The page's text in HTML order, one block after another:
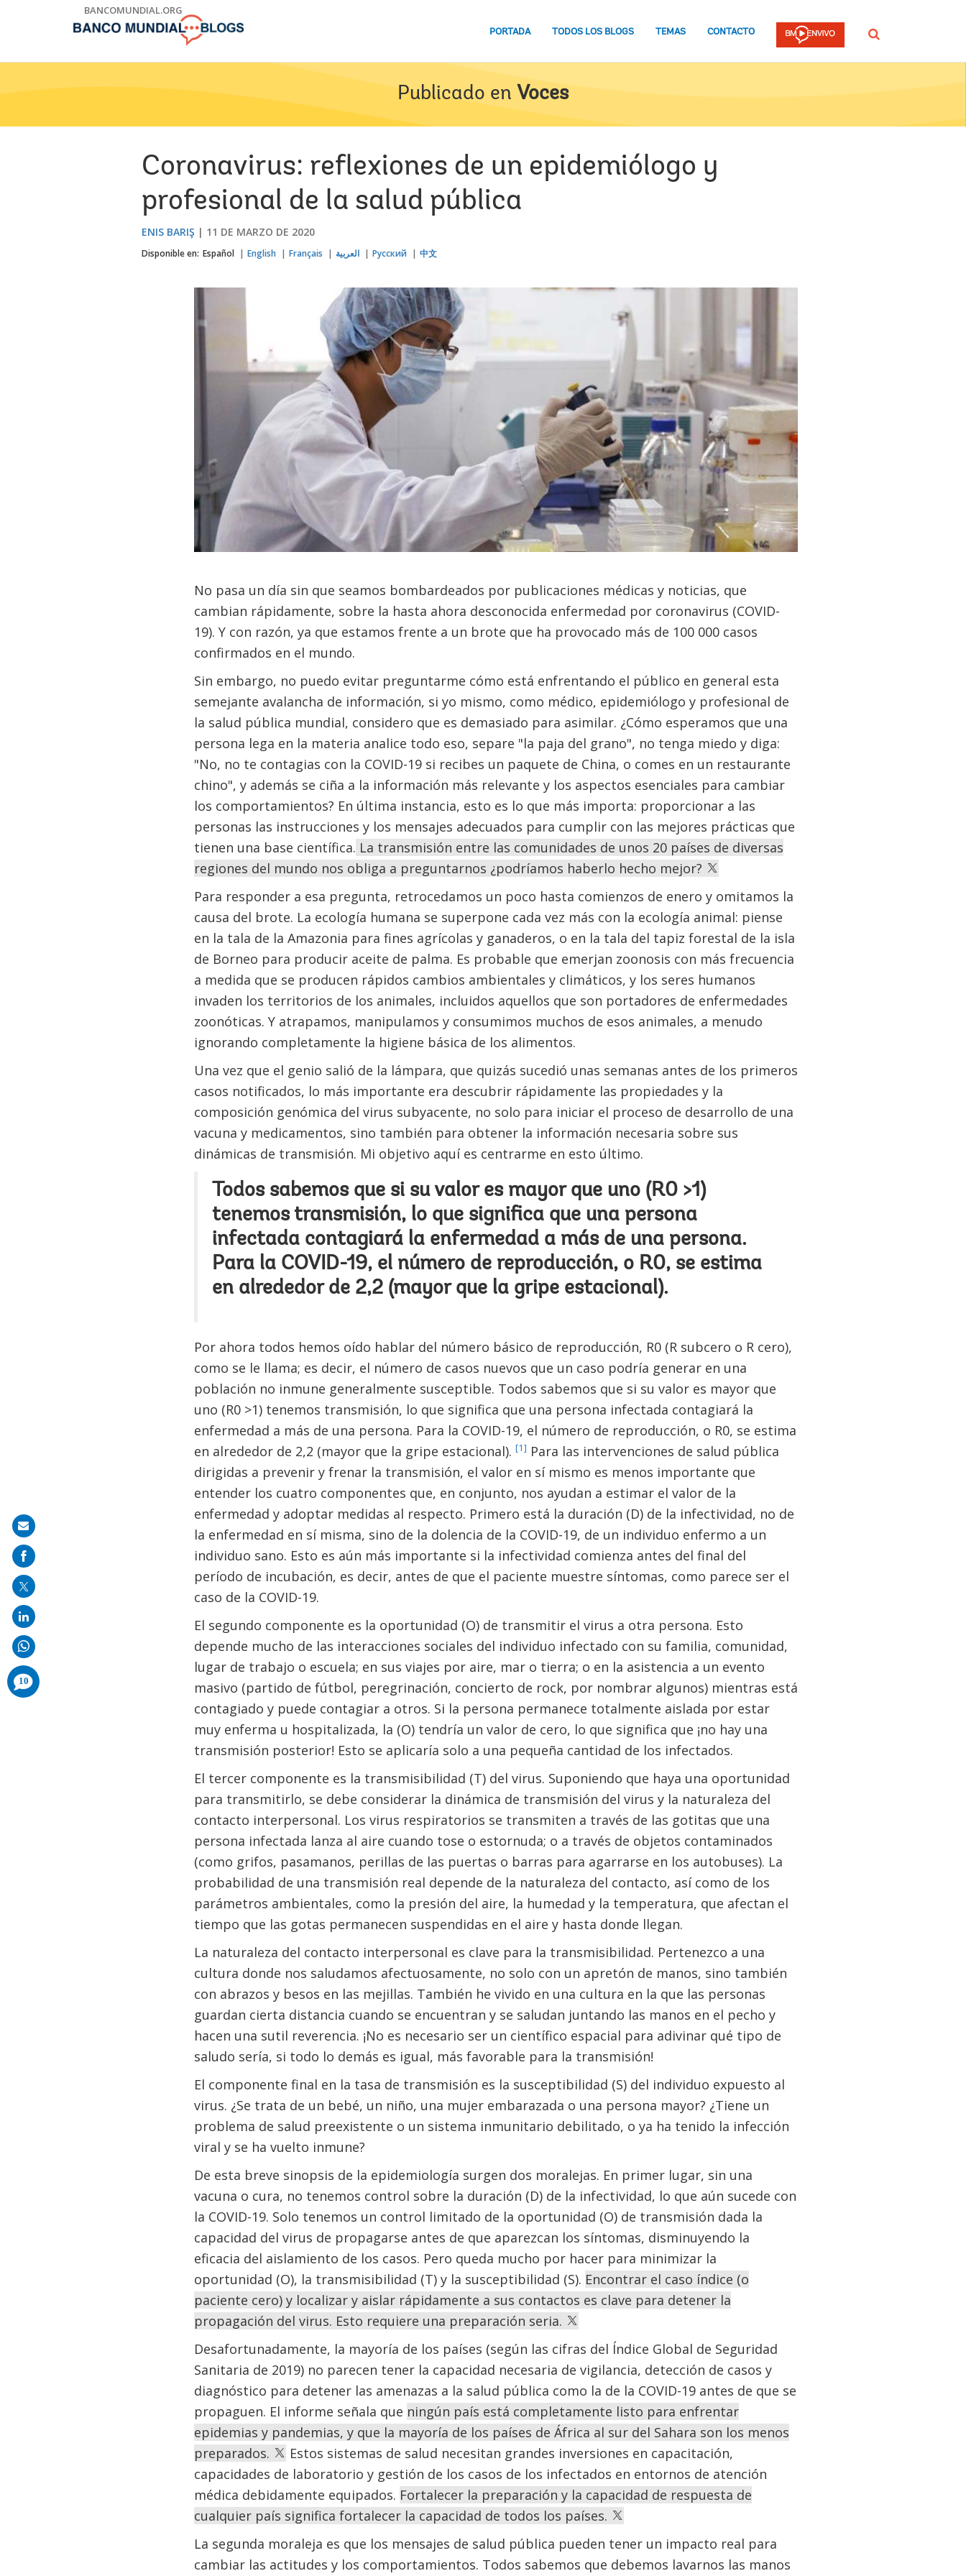
BANCOMUNDIAL.ORG
PORTADA TODOS LOS BLOGS TEMAS CONTACTO Buscar
Publicado en Voces
Coronavirus: reflexiones de un epidemiólogo y
profesional de la salud pública
ENIS BARIŞ 11 DE MARZO DE 2020
Disponible en: Español English Français العربية Русский 中文
No pasa un día sin que seamos bombardeados por publicaciones médicas y noticias, que
cambian rápidamente, sobre la hasta ahora desconocida enfermedad por coronavirus (COVID-
19). Y con razón, ya que estamos frente a un brote que ha provocado más de 100 000 casos
confirmados en el mundo.
Sin embargo, no puedo evitar preguntarme cómo está enfrentando el público en general esta
semejante avalancha de información, si yo mismo, como médico, epidemiólogo y profesional de
la salud pública mundial, considero que es demasiado para asimilar. ¿Cómo esperamos que una
persona lega en la materia analice todo eso, separe "la paja del grano", no tenga miedo y diga:
"No, no te contagias con la COVID-19 si recibes un paquete de China, o comes en un restaurante
chino", y además se ciña a la información más relevante y los aspectos esenciales para cambiar
los comportamientos? En última instancia, esto es lo que más importa: proporcionar a las
personas las instrucciones y los mensajes adecuados para cumplir con las mejores prácticas que
tienen una base científica. La transmisión entre las comunidades de unos 20 países de diversas
regiones del mundo nos obliga a preguntarnos ¿podríamos haberlo hecho mejor?
Para responder a esa pregunta, retrocedamos un poco hasta comienzos de enero y omitamos la
causa del brote. La ecología humana se superpone cada vez más con la ecología animal: piense
en la tala de la Amazonia para fines agrícolas y ganaderos, o en la tala del tapiz forestal de la isla
de Borneo para producir aceite de palma. Es probable que emerjan zoonosis con más frecuencia
a medida que se producen rápidos cambios ambientales y climáticos, y los seres humanos
invaden los territorios de los animales, incluidos aquellos que son portadores de enfermedades
zoonóticas. Y atrapamos, manipulamos y consumimos muchos de esos animales, a menudo
ignorando completamente la higiene básica de los alimentos.
Una vez que el genio salió de la lámpara, que quizás sucedió unas semanas antes de los primeros
casos notificados, lo más importante era descubrir rápidamente las propiedades y la
composición genómica del virus subyacente, no solo para iniciar el proceso de desarrollo de una
vacuna y medicamentos, sino también para obtener la información necesaria sobre sus
dinámicas de transmisión. Mi objetivo aquí es centrarme en esto último.
Todos sabemos que si su valor es mayor que uno (R0 >1)
tenemos transmisión, lo que significa que una persona
infectada contagiará la enfermedad a más de una persona.
Para la COVID-19, el número de reproducción, o R0, se estima
en alrededor de 2,2 (mayor que la gripe estacional).
Por ahora todos hemos oído hablar del número básico de reproducción, R0 (R subcero o R cero),
como se le llama; es decir, el número de casos nuevos que un caso podría generar en una
población no inmune generalmente susceptible. Todos sabemos que si su valor es mayor que
uno (R0 >1) tenemos transmisión, lo que significa que una persona infectada contagiará la
enfermedad a más de una persona. Para la COVID-19, el número de reproducción, o R0, se estima
en alrededor de 2,2 (mayor que la gripe estacional). [1] Para las intervenciones de salud pública
dirigidas a prevenir y frenar la transmisión, el valor en sí mismo es menos importante que
entender los cuatro componentes que, en conjunto, nos ayudan a estimar el valor de la
enfermedad y adoptar medidas al respecto. Primero está la duración (D) de la infectividad, no de
la enfermedad en sí misma, sino de la dolencia de la COVID-19, de un individuo enfermo a un
individuo sano. Esto es aún más importante si la infectividad comienza antes del final del
período de incubación, es decir, antes de que el paciente muestre síntomas, como parece ser el
caso de la COVID-19.
El segundo componente es la oportunidad (O) de transmitir el virus a otra persona. Esto
depende mucho de las interacciones sociales del individuo infectado con su familia, comunidad,
lugar de trabajo o escuela; en sus viajes por aire, mar o tierra; o en la asistencia a un evento
masivo (partido de fútbol, peregrinación, concierto de rock, por nombrar algunos) mientras está
contagiado y puede contagiar a otros. Si la persona permanece totalmente aislada por estar
muy enferma u hospitalizada, la (O) tendría un valor de cero, lo que significa que ¡no hay una
transmisión posterior! Esto se aplicaría solo a una pequeña cantidad de los infectados.
El tercer componente es la transmisibilidad (T) del virus. Suponiendo que haya una oportunidad
para transmitirlo, se debe considerar la dinámica de transmisión del virus y la naturaleza del
contacto interpersonal. Los virus respiratorios se transmiten a través de las gotitas que una
persona infectada lanza al aire cuando tose o estornuda; o a través de objetos contaminados
(como grifos, pasamanos, perillas de las puertas o barras para agarrarse en los autobuses). La
probabilidad de una transmisión real depende de la naturaleza del contacto, así como de los
parámetros ambientales, como la presión del aire, la humedad y la temperatura, que afectan el
tiempo que las gotas permanecen suspendidas en el aire y hasta donde llegan.
La naturaleza del contacto interpersonal es clave para la transmisibilidad. Pertenezco a una
cultura donde nos saludamos afectuosamente, no solo con un apretón de manos, sino también
con abrazos y besos en las mejillas. También he vivido en una cultura en la que las personas
guardan cierta distancia cuando se encuentran y se saludan juntando las manos en el pecho y
hacen una sutil reverencia. ¡No es necesario ser un científico espacial para adivinar qué tipo de
saludo sería, si todo lo demás es igual, más favorable para la transmisión!
El componente final en la tasa de transmisión es la susceptibilidad (S) del individuo expuesto al
virus. ¿Se trata de un bebé, un niño, una mujer embarazada o una persona mayor? ¿Tiene un
problema de salud preexistente o un sistema inmunitario debilitado, o ya ha tenido la infección
viral y se ha vuelto inmune?
De esta breve sinopsis de la epidemiología surgen dos moralejas. En primer lugar, sin una
vacuna o cura, no tenemos control sobre la duración (D) de la infectividad, lo que aún sucede con
la COVID-19. Solo tenemos un control limitado de la oportunidad (O) de transmisión dada la
capacidad del virus de propagarse antes de que aparezcan los síntomas, disminuyendo la
eficacia del aislamiento de los casos. Pero queda mucho por hacer para minimizar la
oportunidad (O), la transmisibilidad (T) y la susceptibilidad (S). Encontrar el caso índice (o
paciente cero) y localizar y aislar rápidamente a sus contactos es clave para detener la
propagación del virus. Esto requiere una preparación seria.
Desafortunadamente, la mayoría de los países (según las cifras del Índice Global de Seguridad
Sanitaria de 2019) no parecen tener la capacidad necesaria de vigilancia, detección de casos y
diagnóstico para detener las amenazas a la salud pública como la de la COVID-19 antes de que se
propaguen. El informe señala que ningún país está completamente listo para enfrentar
epidemias y pandemias, y que la mayoría de los países de África al sur del Sahara son los menos
preparados.
Estos sistemas de salud necesitan grandes inversiones en capacitación,
capacidades de laboratorio y gestión de los casos de los infectados en entornos de atención
médica debidamente equipados. Fortalecer la preparación y la capacidad de respuesta de
cualquier país significa fortalecer la capacidad de todos los países.
La segunda moraleja es que los mensajes de salud pública pueden tener un impacto real para
cambiar las actitudes y los comportamientos. Todos sabemos que debemos lavarnos las manos
Share
on
mail
10
comments
added